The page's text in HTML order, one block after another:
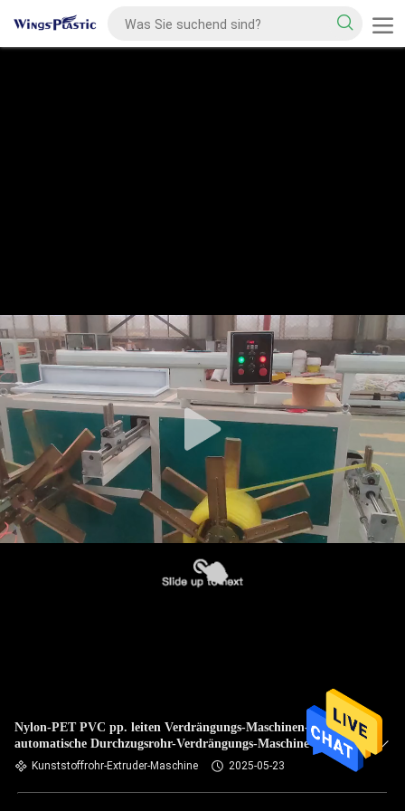
Nylon-PET PVC pp. leiten Verdrängungs-Maschinen-
automatische Durchzugsrohr-Verdrängungs-Maschine
Kunststoffrohr-Extruder-Maschine 2025-05-23